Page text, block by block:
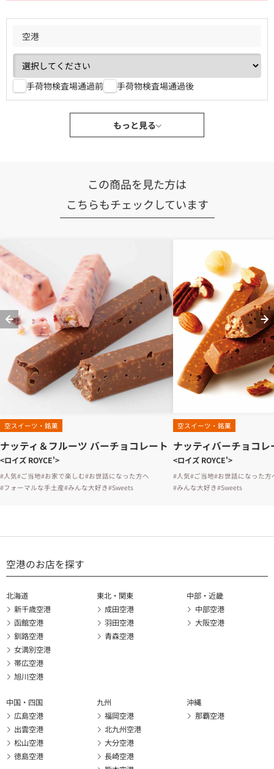
空港
手荷物検査場通過前 手荷物検査場通過後
もっと見る
この商品を見た方は
こちらもチェックしています
空スイーツ・銘菓
ナッティ＆フルーツ バーチョコレート
<ロイズ ROYCE'>
#人気#ご当地#お家で楽しむ#お世話になった方へ
#フォーマルな手土産#みんな大好き#Sweets
空スイーツ・銘菓
ナッティバーチョコレ
<ロイズ ROYCE'>
#人気#ご当地#お世話になった方
#みんな大好き#Sweets
空港のお店を探す
北海道
新千歳空港
函館空港
釧路空港
女満別空港
帯広空港
旭川空港
東北・関東
成田空港
羽田空港
青森空港
中部・近畿
中部空港
大阪空港
中国・四国
広島空港
出雲空港
松山空港
徳島空港
九州
福岡空港
北九州空港
大分空港
長崎空港
沖縄
那覇空港